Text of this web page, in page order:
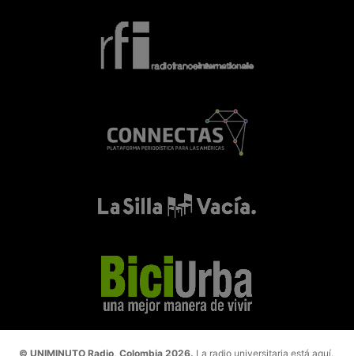
© UNIMINUTO Radio, Colombia 2026. La radio universitaria está aquí.